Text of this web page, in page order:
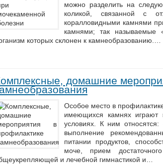
можно разделить на
коликой, связанной с
коралловидными камнями
камнями; так называемые
которых склонен к камнеобразованию.…
домашние
Особое место в
имеющихся камнях играют
условиях. К ним
выполнение
питании продуктов,
моче, прием
и лечебной гимнастикой и…